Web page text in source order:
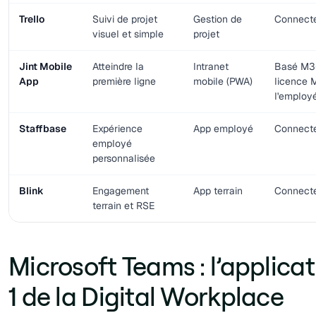
Trello
Suivi de projet
visuel et simple
Gestion de
projet
Jint Mobile
App
Atteindre la
première ligne
Intranet
mobile (PWA)
Basé
licence
Staffbase
Expérience
employé
personnalisée
App employé
Blink
Engagement
terrain et RSE
App terrain
Microsoft Teams :
1 de la Digital Workplace